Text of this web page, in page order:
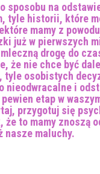
sposobu na
tyle historii, które
mamy z
już w pierwszych
drogę do
że nie chce być
tyle osobistych
nieodwracalne i
etap w
przygotuj się
że to mamy znoszą
nasze maluchy.